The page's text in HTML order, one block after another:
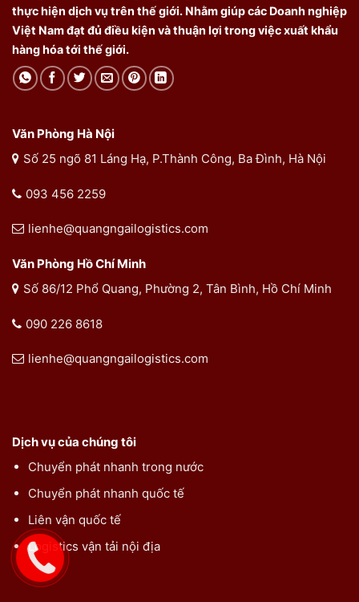
thực hiện dịch vụ trên thế giới. Nhằm giúp các Doanh nghiệp
Việt Nam đạt đủ điều kiện và thuận lợi trong việc xuất khẩu
hàng hóa tới thế giới.
Văn Phòng Hà Nội
Số 25 ngõ 81 Láng Hạ, P.Thành Công, Ba Đình, Hà Nội
093 456 2259
lienhe@quangngailogistics.com
Văn Phòng Hồ Chí Minh
Số 86/12 Phổ Quang, Phường 2, Tân Bình, Hồ Chí Minh
090 226 8618
lienhe@quangngailogistics.com
Dịch vụ của chúng tôi
Chuyển phát nhanh trong nước
Chuyển phát nhanh quốc tế
Liên vận quốc tế
Logistics vận tải nội địa